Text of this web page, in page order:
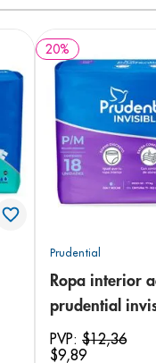
20%
Prudential
Ropa interior
prudential
small/medium
unidades
PVP:$12,36
$9,89